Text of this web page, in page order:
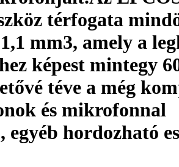
térfogata
mm3, amely a
képest mintegy
téve a még
és mikrofonnal
egyéb hordozható